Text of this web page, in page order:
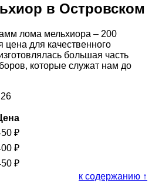
в Островском
лома мельхиора – 200
цена для качественного
большая часть
которые служат нам до
₽
₽
₽
к содержанию ↑